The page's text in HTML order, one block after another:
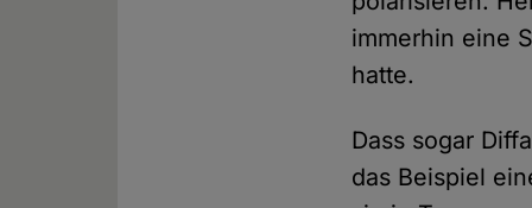
immerhin eine
hatte.
Dass sogar
das Beispiel